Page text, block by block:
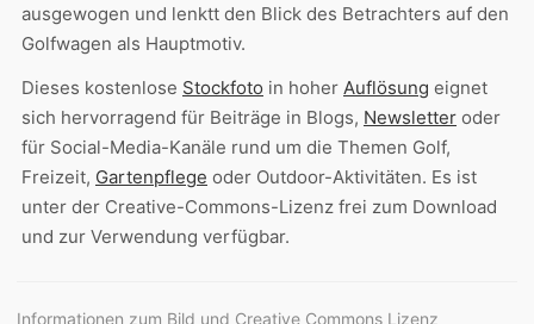
ausgewogen und lenktt den Blick des Betrachters auf den
Golfwagen als Hauptmotiv.
Dieses kostenlose Stockfoto in hoher Auflösung eignet
sich hervorragend für Beiträge in Blogs, Newsletter oder
für Social-Media-Kanäle rund um die Themen Golf,
Freizeit, Gartenpflege oder Outdoor-Aktivitäten. Es ist
unter der Creative-Commons-Lizenz frei zum Download
und zur Verwendung verfügbar.
Informationen zum Bild und Creative Commons Lizenz